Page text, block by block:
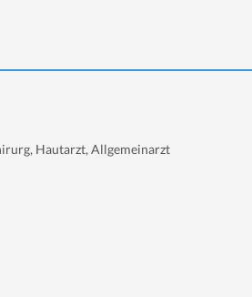
Hautarzt, Allgemeinarzt